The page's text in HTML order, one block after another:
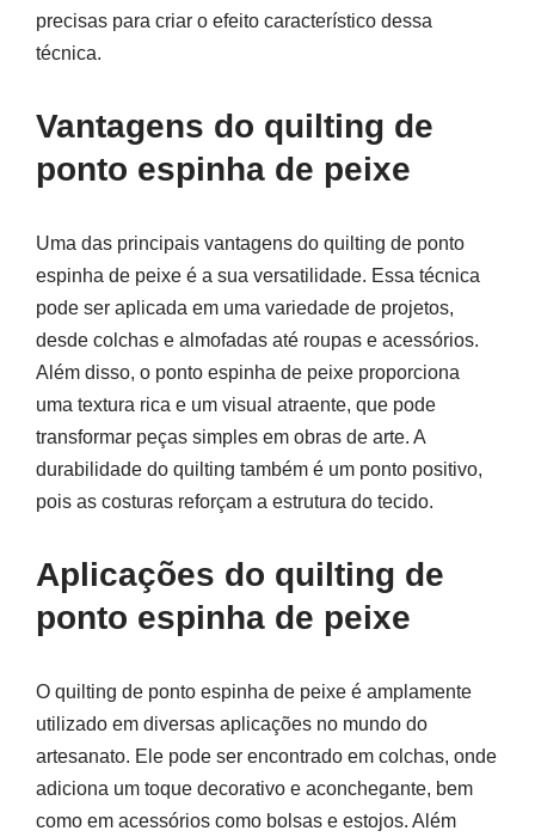
precisas para criar o efeito característico dessa
técnica.
Vantagens do quilting de
ponto espinha de peixe
Uma das principais vantagens do quilting de ponto
espinha de peixe é a sua versatilidade. Essa técnica
pode ser aplicada em uma variedade de projetos,
desde colchas e almofadas até roupas e acessórios.
Além disso, o ponto espinha de peixe proporciona
uma textura rica e um visual atraente, que pode
transformar peças simples em obras de arte. A
durabilidade do quilting também é um ponto positivo,
pois as costuras reforçam a estrutura do tecido.
Aplicações do quilting de
ponto espinha de peixe
O quilting de ponto espinha de peixe é amplamente
utilizado em diversas aplicações no mundo do
artesanato. Ele pode ser encontrado em colchas, onde
adiciona um toque decorativo e aconchegante, bem
como em acessórios como bolsas e estojos. Além